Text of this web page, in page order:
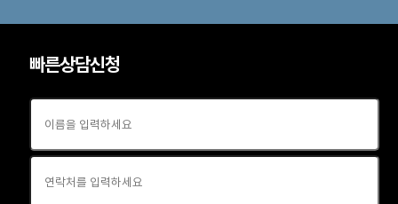
빠른상담신청